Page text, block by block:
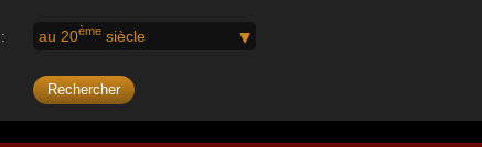
au 20ème siècle